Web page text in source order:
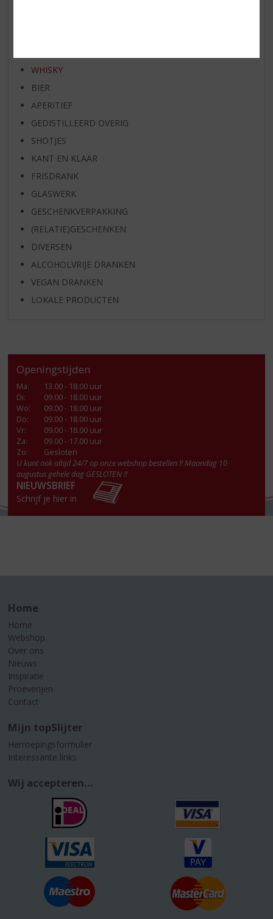
WHISKY
BIER
APERITIEF
GEDISTILLEERD OVERIG
SHOTJES
KANT EN KLAAR
FRISDRANK
GLASWERK
GESCHENKVERPAKKING
(RELATIE)GESCHENKEN
DIVERSEN
ALCOHOLVRIJE DRANKEN
VEGAN DRANKEN
LOKALE PRODUCTEN
Openingstijden
Ma:
13.00 - 18.00 uur
Di:
09.00 - 18.00 uur
Wo:
09.00 - 18.00 uur
Do:
09.00 - 18.00 uur
Vr:
09.00 - 18.00 uur
Za:
09.00 - 17.00 uur
Zo:
Gesloten
U kunt ook altijd 24/7 op onze webshop bestellen !! Maandag 10
augustus gehele dag GESLOTEN !!
NIEUWSBRIEF
Schrijf je hier in
Home
Home
Webshop
Over ons
Nieuws
Inspiratie
Proeverijen
Contact
Mijn topSlijter
Herroepingsformulier
Interessante links
Wij accepteren...